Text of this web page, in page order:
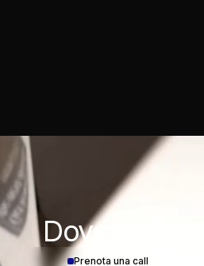
Dove
Prenota una call